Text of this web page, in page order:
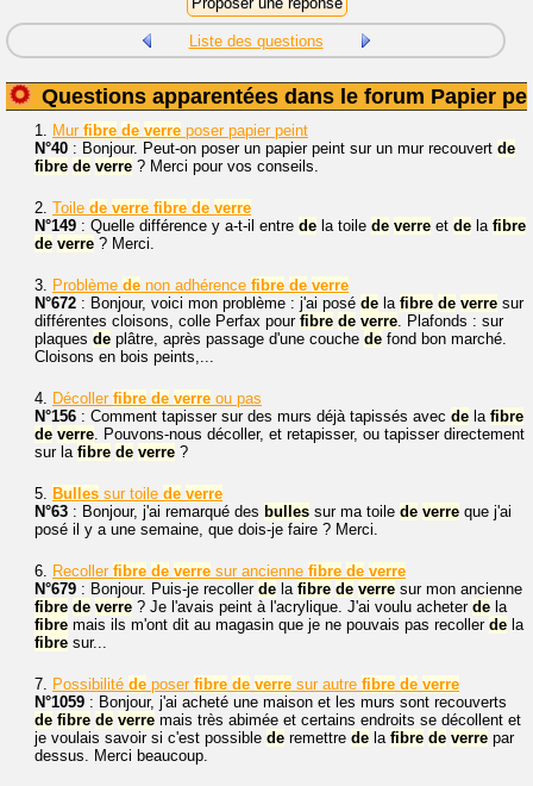
Liste des questions
Questions apparentées dans le forum Papier
1. Mur fibre de verre poser papier peint
N°40 : Bonjour. Peut-on poser un papier peint sur un mur recouvert de
fibre de verre ? Merci pour vos conseils.
2. Toile de verre fibre de verre
N°149 : Quelle différence y a-t-il entre de la toile de verre et de la fibre
de verre ? Merci.
3. Problème de non adhérence fibre de verre
N°672 : Bonjour, voici mon problème : j'ai posé de la fibre de verre sur
différentes cloisons, colle Perfax pour fibre de verre. Plafonds : sur
plaques de plâtre, après passage d'une couche de fond bon marché.
Cloisons en bois peints,...
4. Décoller fibre de verre ou pas
N°156 : Comment tapisser sur des murs déjà tapissés avec de la fibre
de verre. Pouvons-nous décoller, et retapisser, ou tapisser directement
sur la fibre de verre ?
5. Bulles sur toile de verre
N°63 : Bonjour, j'ai remarqué des bulles sur ma toile de verre que j'ai
posé il y a une semaine, que dois-je faire ? Merci.
6. Recoller fibre de verre sur ancienne fibre de verre
N°679 : Bonjour. Puis-je recoller de la fibre de verre sur mon ancienne
fibre de verre ? Je l'avais peint à l'acrylique. J'ai voulu acheter de la
fibre mais ils m'ont dit au magasin que je ne pouvais pas recoller de la
fibre sur...
7. Possibilité de poser fibre de verre sur autre fibre de verre
N°1059 : Bonjour, j'ai acheté une maison et les murs sont recouverts
de fibre de verre mais très abimée et certains endroits se décollent et
je voulais savoir si c'est possible de remettre de la fibre de verre par
dessus. Merci beaucoup.